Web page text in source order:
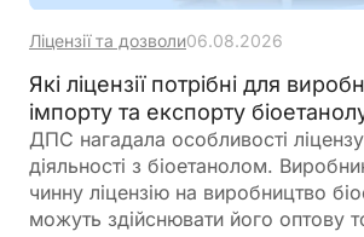
Ліцензії та дозволи06.08.2026
Які ліцензії потрібні для
імпорту та експорту
ДПС нагадала особливості
діяльності з біоетанолом.
чинну ліцензію на виробництво
можуть здійснювати його оптову